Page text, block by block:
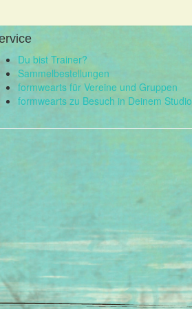
Du bist Trainer?
Sammelbestellungen
formwearts für Vereine und Gruppen
formwearts zu Besuch in Deinem Studio